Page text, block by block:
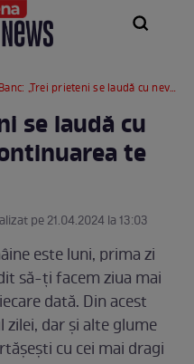
„Trei prieteni se laudă cu nevestele lor...”. Continuarea te va amuza copios
se laudă cu
te
pe 21.04.2024 la 13:03
este luni, prima zi
să-ți facem ziua mai
dată. Din acest
dar și alte glume
cu cei mai dragi